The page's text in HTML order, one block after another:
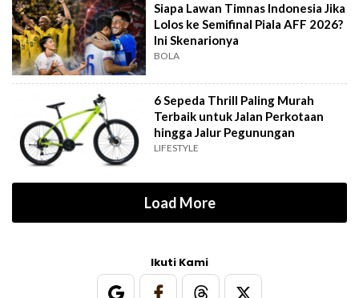
Siapa Lawan Timnas Indonesia Jika
Lolos ke Semifinal Piala AFF 2026?
Ini Skenarionya
BOLA
6 Sepeda Thrill Paling Murah
Terbaik untuk Jalan Perkotaan
hingga Jalur Pegunungan
LIFESTYLE
Load More
Ikuti Kami